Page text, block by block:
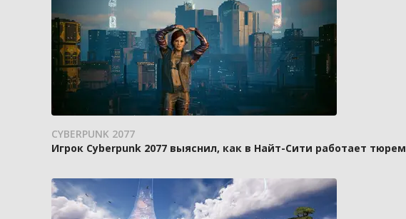
CYBERPUNK 2077
Игрок Cyberpunk 2077 выяснил, как в Найт-Сити работает